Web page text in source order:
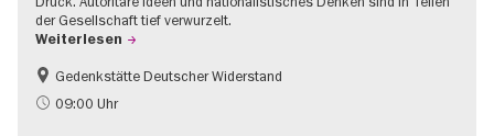
der Gesellschaft tief verwurzelt.
Weiterlesen
Gratis
NS-Geschichte
Gedenkstätte Deutscher Widerstand
09:00 Uhr